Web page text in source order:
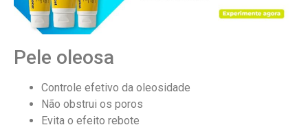
Pele oleosa
Controle efetivo da oleosidade
Não obstrui os poros
Evita o efeito rebote